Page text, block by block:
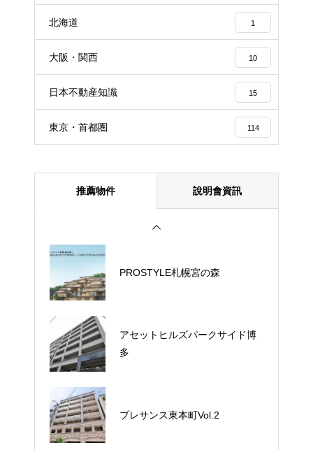
北海道 1
大阪・関西 10
日本不動産知識 15
東京・首都圏 114
推薦物件 說明會資訊
PROSTYLE札幌宮の森
アセットヒルズパークサイド博
多
プレサンス東本町Vol.2